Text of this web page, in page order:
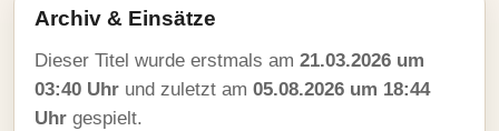
Archiv & Einsätze
Dieser Titel wurde erstmals am 21.03.2026 um
03:40 Uhr und zuletzt am 05.08.2026 um 18:44
Uhr gespielt.